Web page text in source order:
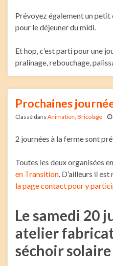
Prévoyez également un
pour le déjeuner du midi.
Et hop, c’est parti pour une
pralinage, rebouchage,
Prochaines
Classé dans Animation, Bricolage
2 journées à la ferme sont
Toutes les deux organisées
en Transition. D’ailleurs il est
la page contact pour y
Le samedi 20
atelier
séchoir solaire